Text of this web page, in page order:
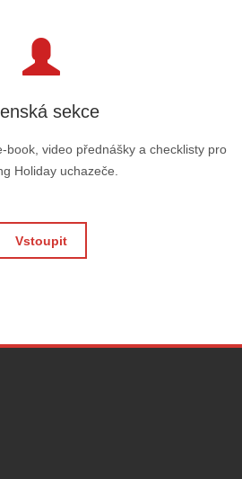
sekce
book, video přednášky a checklisty pro
Holiday uchazeče.
Vstoupit